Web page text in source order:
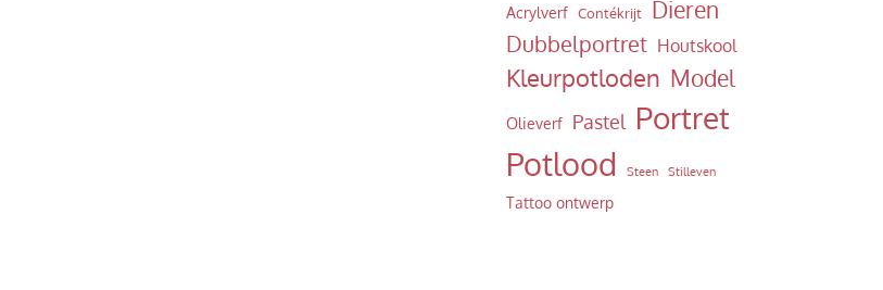
Acrylverf Contékrijt
Dieren
Dubbelportret Houtskool
Kleurpotloden Model
Olieverf Pastel Portret
Potlood Steen Stilleven
Tattoo ontwerp